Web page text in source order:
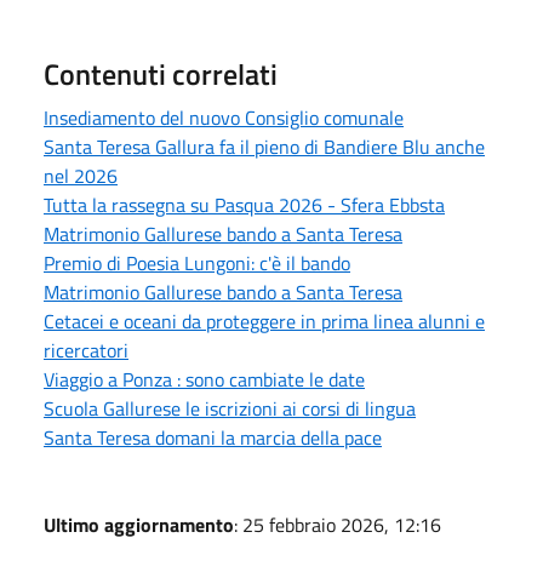
Contenuti correlati
Insediamento del nuovo Consiglio comunale
Santa Teresa Gallura fa il pieno di Bandiere Blu anche
nel 2026
Tutta la rassegna su Pasqua 2026 - Sfera Ebbsta
Matrimonio Gallurese bando a Santa Teresa
Premio di Poesia Lungoni: c'è il bando
Matrimonio Gallurese bando a Santa Teresa
Cetacei e oceani da proteggere in prima linea alunni e
ricercatori
Viaggio a Ponza : sono cambiate le date
Scuola Gallurese le iscrizioni ai corsi di lingua
Santa Teresa domani la marcia della pace
Ultimo aggiornamento: 25 febbraio 2026, 12:16